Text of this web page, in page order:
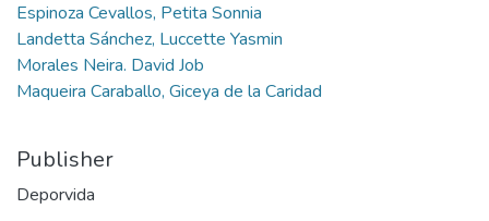
Espinoza Cevallos, Petita Sonnia
Landetta Sánchez, Luccette Yasmin
Morales Neira. David Job
Maqueira Caraballo, Giceya de la Caridad
Publisher
Deporvida